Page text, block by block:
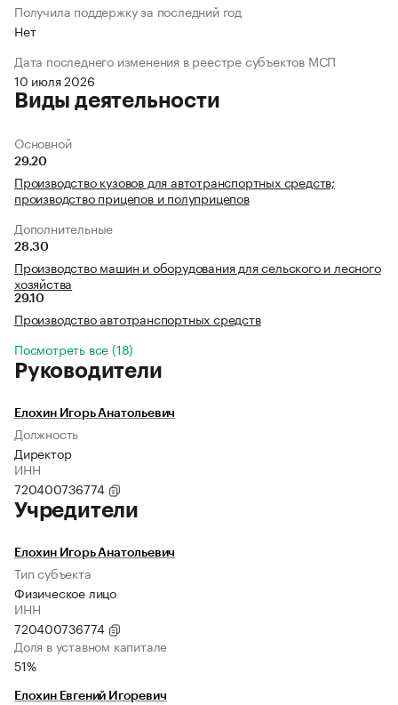
Получила поддержку за последний год
Нет
Дата последнего изменения в реестре субъектов МСП
10 июля 2026
Виды деятельности
Основной
29.20
Производство кузовов для автотранспортных средств;
производство прицепов и полуприцепов
Дополнительные
28.30
Производство машин и оборудования для сельского и лесного
хозяйства
29.10
Производство автотранспортных средств
Посмотреть все (18)
Руководители
Елохин Игорь Анатольевич
Должность
Директор
ИНН
720400736774
Учредители
Елохин Игорь Анатольевич
Тип субъекта
Физическое лицо
ИНН
720400736774
Доля в уставном капитале
51%
Елохин Евгений Игоревич